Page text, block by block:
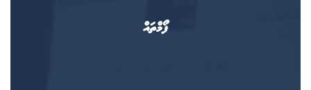
ފޯމްތައް